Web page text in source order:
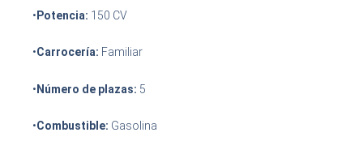
•Potencia: 150 CV
•Carrocería: Familiar
•Número de plazas: 5
•Combustible: Gasolina